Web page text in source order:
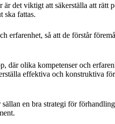
det viktigt att säkerställa att
ska fattas.
erfarenhet, så att de förstår
där olika kompetenser och
effektiva och konstruktiva
en bra strategi för